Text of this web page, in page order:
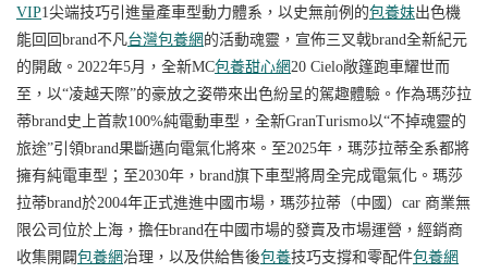
VIP1尖端技巧引進量產車型動力體系，以史無前例的包養妹出色機
能回回brand不凡台灣包養網 的活動魂靈，宣佈三叉戟brand全新紀元
的開啟。2022年5月，全新MC包養甜心網20 Cielo敞篷跑車耀世而
至，以“凌越天際”的豪放之姿帶來出色紛呈的駕趣體驗。作為瑪莎拉
蒂brand史上首款100%純電動車型，全新GranTurismo以“不掉魂靈的
旅途”引領brand果斷邁向電氣化將來。至2025年，瑪莎拉蒂全系都將
擁有純電車型；至2030年，brand旗下車型將周全完成電氣化。 瑪莎
拉蒂brand於2004年正式進進中國市場，瑪莎拉蒂（中國）car 商業無
限公司位於上海，擔任brand在中國市場的發賣及市場運營，經銷商
收集開闢包養網治理，以及供給售後包養技巧支撐和零配件包養網